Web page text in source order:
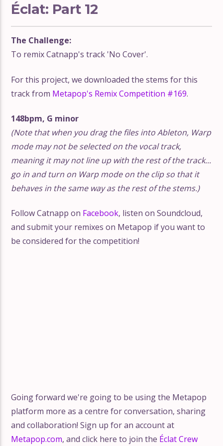
Éclat: Part 12
The Challenge:
To remix Catnapp's track 'No Cover'.
For this project, we downloaded the stems for this
track from Metapop's Remix Competition #169.
148bpm, G minor
(Note that when you drag the files into Ableton, Warp
mode may not be selected on the vocal track,
meaning it may not line up with the rest of the track...
go in and turn on Warp mode on the clip so that it
behaves in the same way as the rest of the stems.)
Follow Catnapp on Facebook, listen on Soundcloud,
and submit your remixes on Metapop if you want to
be considered for the competition!
Going forward we're going to be using the Metapop
platform more as a centre for conversation, sharing
and collaboration! Sign up for an account at
Metapop.com, and click here to join the Éclat Crew